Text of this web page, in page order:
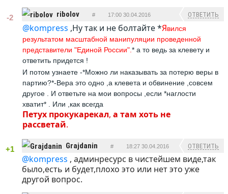
-2 ribolov # 17:00 30.04.2016 ОТВЕТИТЬ
@kompress ,Ну так и не болтайте *Явился
результатом масштабной манипуляции проведенной
представители "Единой России". * а то ведь за клевету и
ответить придется !
И потом узнаете -*Можно ли наказывать за потерю веры в
партию?*-Вера это одно ,а клевета и обвинение ,совсем
другое . И ответьте на мои вопросы ,если *наглости
хватит* . Или ,как всегда
Петух прокукарекал, а там хоть не
рассветай.
+1 Grajdanin # 18:27 30.04.2016 ОТВЕТИТЬ
@kompress , админресурс в чистейшем виде,так
было,есть и будет,плохо это или нет это уже
другой вопрос.